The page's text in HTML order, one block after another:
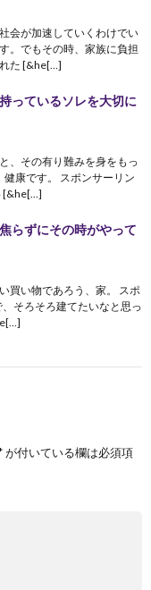
会が加速していくわけでい
。でもその時、家族に負担
た [&he[…]
っているソレを大切に
、その有り難みを身をもっ
康です。 スポンサーリン
[&he[…]
らずにその時がやって
買い物であろう、家。 スポ
そろそろ建てたいなと思っ
が付いている欄は必須項